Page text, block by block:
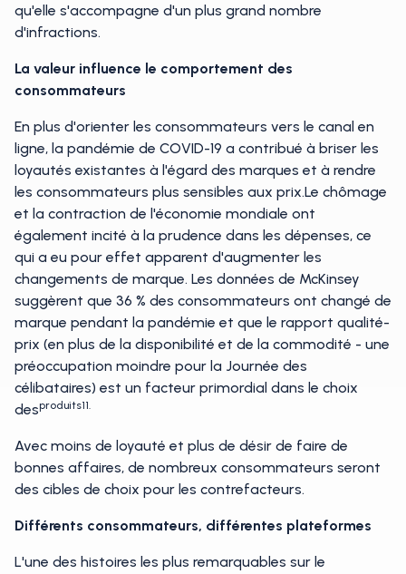
qu'elle s'accompagne d'un plus grand nombre
d'infractions.
La valeur influence le comportement des
consommateurs
En plus d'orienter les consommateurs vers le canal en
ligne, la pandémie de COVID-19 a contribué à briser les
loyautés existantes à l'égard des marques et à rendre
les consommateurs plus sensibles aux prix.Le chômage
et la contraction de l'économie mondiale ont
également incité à la prudence dans les dépenses, ce
qui a eu pour effet apparent d'augmenter les
changements de marque. Les données de McKinsey
suggèrent que 36 % des consommateurs ont changé de
marque pendant la pandémie et que le rapport qualité-
prix (en plus de la disponibilité et de la commodité - une
préoccupation moindre pour la Journée des
célibataires) est un facteur primordial dans le choix
desproduits11.
Avec moins de loyauté et plus de désir de faire de
bonnes affaires, de nombreux consommateurs seront
des cibles de choix pour les contrefacteurs.
Différents consommateurs, différentes plateformes
L'une des histoires les plus remarquables sur le